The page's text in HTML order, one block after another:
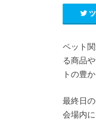
ペット
る商品
トの豊
最終日
会場内